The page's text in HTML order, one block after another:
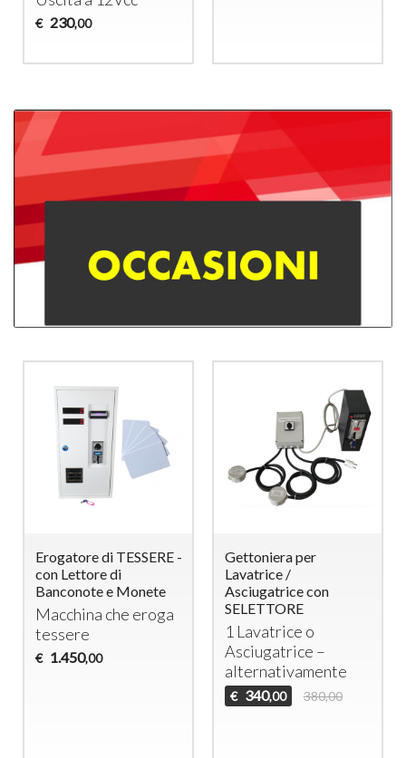
€ 230,00
Erogatore di TESSERE -
con Lettore di
Banconote e Monete
Macchina che eroga
tessere
€ 1.450,00
Gettoniera per
Lavatrice /
Asciugatrice con
SELETTORE
1 Lavatrice o
Asciugatrice –
alternativamente
€ 340,00 380,00